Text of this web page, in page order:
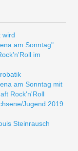
wird
am Sonntag"
im
am Sonntag mit
Rock'n'Roll
Jugend 2019
Steinrausch